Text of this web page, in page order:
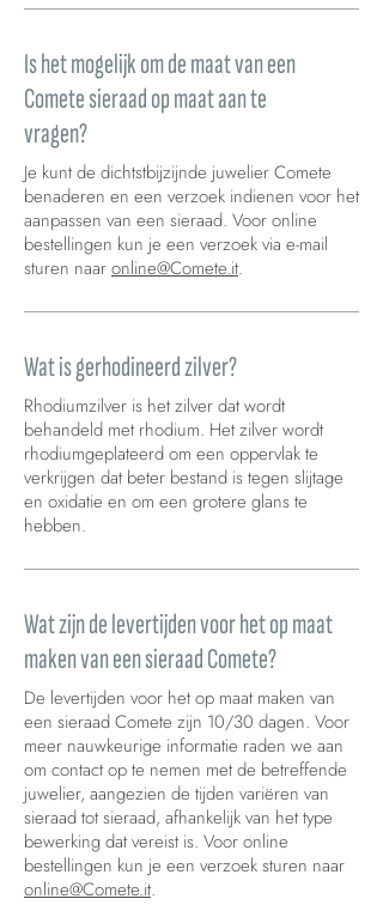
Is het mogelijk om de maat van een
Comete sieraad op maat aan te
vragen?
Je kunt de dichtstbijzijnde juwelier Comete
benaderen en een verzoek indienen voor het
aanpassen van een sieraad. Voor online
bestellingen kun je een verzoek via e-mail
sturen naaronline@Comete.it.
Wat is gerhodineerd zilver?
Rhodiumzilver is het zilver dat wordt
behandeld met rhodium. Het zilver wordt
rhodiumgeplateerd om een oppervlak te
verkrijgen dat beter bestand is tegen slijtage
en oxidatie en om een grotere glans te
hebben.
Wat zijn de levertijden voor het op maat
maken van een sieraad Comete?
De levertijden voor het op maat maken van
een sieraad Comete zijn 10/30 dagen. Voor
meer nauwkeurige informatie raden we aan
om contact op te nemen met de betreffende
juwelier, aangezien de tijden variëren van
sieraad tot sieraad, afhankelijk van het type
bewerking dat vereist is. Voor online
bestellingen kun je een verzoek sturen naar
online@Comete.it.